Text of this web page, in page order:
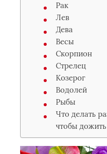
Рак
Лев
Дева
Весы
Скорпион
Стрелец
Козерог
Водолей
Рыбы
Что делать
чтобы